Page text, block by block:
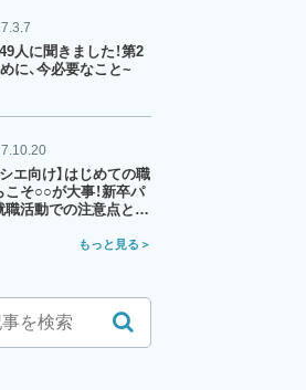
人に聞きました！第2
に、今必要なこと~
エ向け】はじめての職
そ○○が大事！新卒パ
職活動での注意点と
もっと見る